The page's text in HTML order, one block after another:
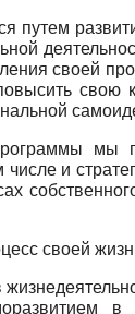
путем
своей
свою
мы
числе и
своей
в